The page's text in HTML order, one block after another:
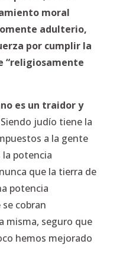
moral
adulterio,
por cumplir la
“religiosamente
es un traidor y
judío tiene la
a la gente
la potencia
que la tierra de
potencia
cobran
misma, seguro que
hemos mejorado